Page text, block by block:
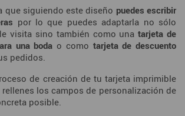
que siguiendo este diseño puedes escribir
por lo que puedes adaptarla no sólo
visita sino también como unatarjeta de
una boda o como tarjeta de descuento
pedidos.
de creación de tu tarjeta imprimible
los campos de personalización de
posible.